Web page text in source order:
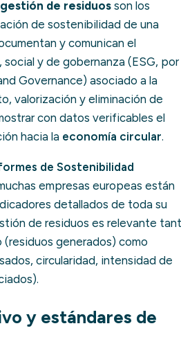
de residuos son los
de sostenibilidad de una
y comunican el
y de gobernanza (ESG, por
Governance) asociado a la
valorización y eliminación de
con datos verificables el
hacia la economía circular.
de Sostenibilidad
empresas europeas están
detallados de toda su
de residuos es relevante
generados) como
circularidad, intensidad de
y estándares de